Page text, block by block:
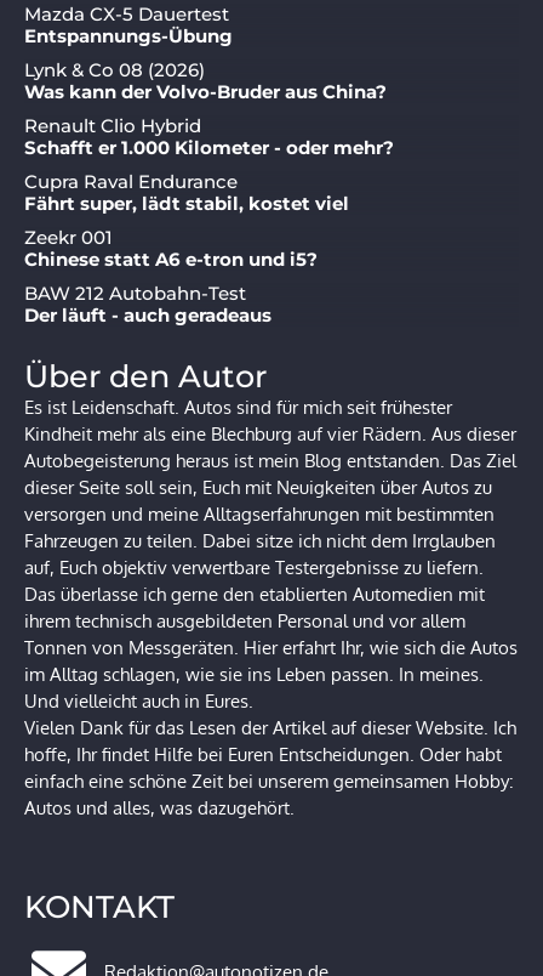
Mazda CX-5 Dauertest
Entspannungs-Übung
Lynk & Co 08 (2026)
Was kann der Volvo-Bruder aus China?
Renault Clio Hybrid
Schafft er 1.000 Kilometer - oder mehr?
Cupra Raval Endurance
Fährt super, lädt stabil, kostet viel
Zeekr 001
Chinese statt A6 e-tron und i5?
BAW 212 Autobahn-Test
Der läuft - auch geradeaus
Über den Autor
Es ist Leidenschaft. Autos sind für mich seit frühester
Kindheit mehr als eine Blechburg auf vier Rädern. Aus dieser
Autobegeisterung heraus ist mein Blog entstanden. Das Ziel
dieser Seite soll sein, Euch mit Neuigkeiten über Autos zu
versorgen und meine Alltagserfahrungen mit bestimmten
Fahrzeugen zu teilen. Dabei sitze ich nicht dem Irrglauben
auf, Euch objektiv verwertbare Testergebnisse zu liefern.
Das überlasse ich gerne den etablierten Automedien mit
ihrem technisch ausgebildeten Personal und vor allem
Tonnen von Messgeräten. Hier erfahrt Ihr, wie sich die Autos
im Alltag schlagen, wie sie ins Leben passen. In meines.
Und vielleicht auch in Eures.
Vielen Dank für das Lesen der Artikel auf dieser Website. Ich
hoffe, Ihr findet Hilfe bei Euren Entscheidungen. Oder habt
einfach eine schöne Zeit bei unserem gemeinsamen Hobby:
Autos und alles, was dazugehört.
KONTAKT
Redaktion@autonotizen.de